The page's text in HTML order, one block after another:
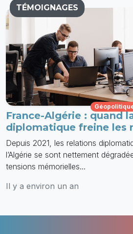
TÉMOIGNAGES
France-Algérie : quand
diplomatique freine les
Depuis 2021, les relations
l’Algérie se sont nettement
tensions mémorielles...
Il y a environ un an